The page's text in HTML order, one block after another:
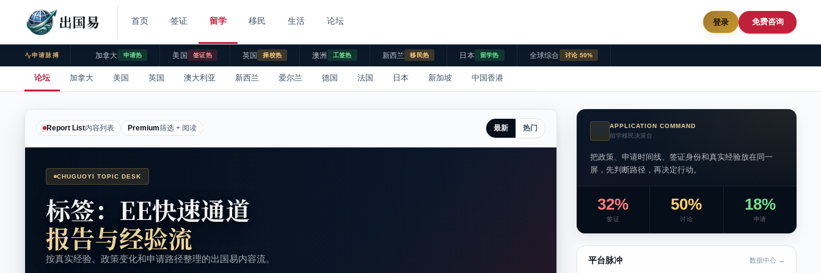
出国易 首页 签证 留学 移民 生活 论坛 登录 免费咨询
申请脉搏 加拿大 申请热 美国 签证热 英国 择校热 澳洲 工签热 新西兰 移民热 日本 留学热 全球综合 讨论 50%
论坛 加拿大 美国 英国 澳大利亚 新西兰 爱尔兰 德国 法国 日本 新加坡 中国香港
Report List内容列表 Premium筛选 + 阅读 最新 热门
CHUGUOYI TOPIC DESK
标签：EE快速通道
报告与经验流
按真实经验、政策变化和申请路径整理的出国易内容流。
APPLICATION COMMAND
留学移民决策台
把政策、申请时间线、签证身份和真实经验放在同一
屏，先判断路径，再决定行动。
32%
签证
50%
讨论
18%
申请
平台脉冲 数据中心 →